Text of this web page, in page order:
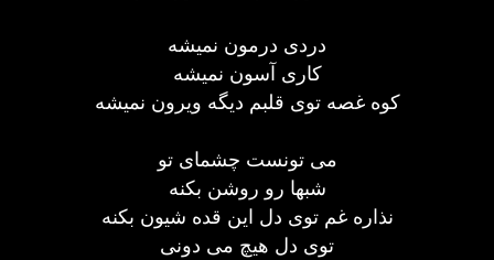
دردی درمون نمیشه
کاری آسون نمیشه
کوه غصه توی قلبم دیگه ویرون نمیشه
می تونست چشمای تو
شبها رو روشن بکنه
نذاره غم توی دل این قده شیون بکنه
توی دل هیچ می دونی